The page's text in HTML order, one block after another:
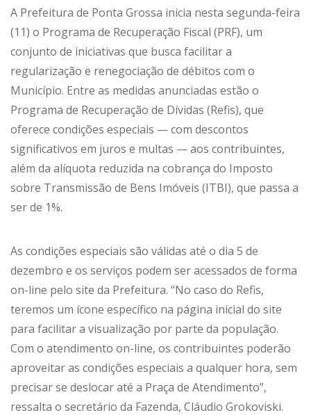
A Prefeitura de Ponta Grossa inicia nesta segunda-feira
(11) o Programa de Recuperação Fiscal (PRF), um
conjunto de iniciativas que busca facilitar a
regularização e renegociação de débitos com o
Município. Entre as medidas anunciadas estão o
Programa de Recuperação de Dívidas (Refis), que
oferece condições especiais — com descontos
significativos em juros e multas — aos contribuintes,
além da alíquota reduzida na cobrança do Imposto
sobre Transmissão de Bens Imóveis (ITBI), que passa a
ser de 1%.
As condições especiais são válidas até o dia 5 de
dezembro e os serviços podem ser acessados de forma
on-line pelo site da Prefeitura. “No caso do Refis,
teremos um ícone específico na página inicial do site
para facilitar a visualização por parte da população.
Com o atendimento on-line, os contribuintes poderão
aproveitar as condições especiais a qualquer hora, sem
precisar se deslocar até a Praça de Atendimento”,
ressalta o secretário da Fazenda, Cláudio Grokoviski.